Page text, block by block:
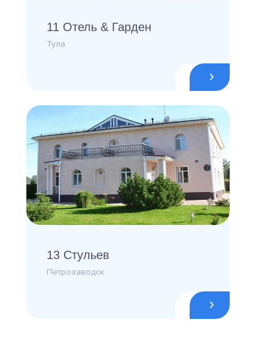
11 Отель & Гарден
Тула
13 Стульев
Петрозаводск